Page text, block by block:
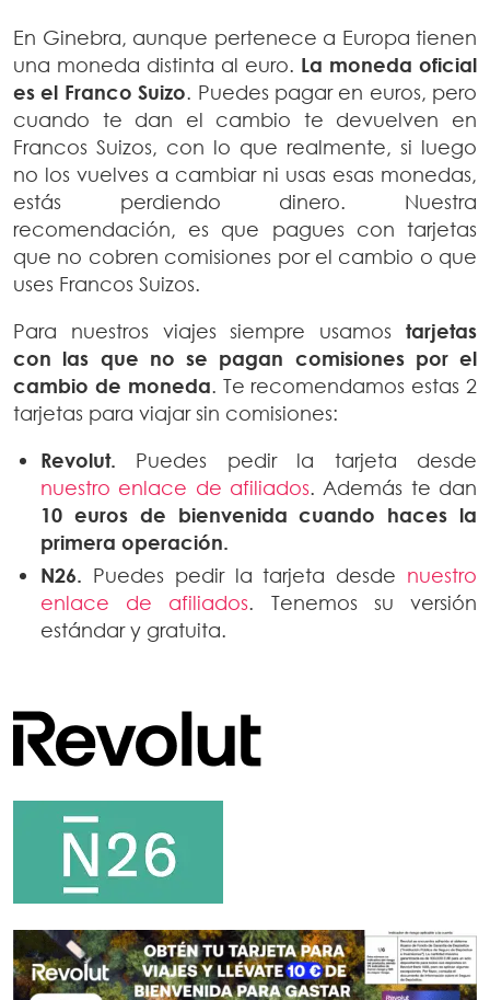
En Ginebra, aunque pertenece a Europa tienen
una moneda distinta al euro. La moneda oficial
es el Franco Suizo. Puedes pagar en euros, pero
cuando te dan el cambio te devuelven en
Francos Suizos, con lo que realmente, si luego
no los vuelves a cambiar ni usas esas monedas,
estás perdiendo dinero. Nuestra
recomendación, es que pagues con tarjetas
que no cobren comisiones por el cambio o que
uses Francos Suizos.
Para nuestros viajes siempre usamos tarjetas
con las que no se pagan comisiones por el
cambio de moneda. Te recomendamos estas 2
tarjetas para viajar sin comisiones:
Revolut. Puedes pedir la tarjeta desde
nuestro enlace de afiliados. Además te dan
10 euros de bienvenida cuando haces la
primera operación.
N26. Puedes pedir la tarjeta desde nuestro
enlace de afiliados. Tenemos su versión
estándar y gratuita.